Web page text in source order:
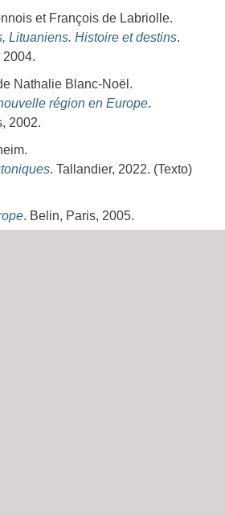
et François de Labriolle.
Lituaniens. Histoire et destins.
Nathalie Blanc-Noël.
région en Europe.
2002.
. Tallandier, 2022. (Texto)
. Belin, Paris, 2005.